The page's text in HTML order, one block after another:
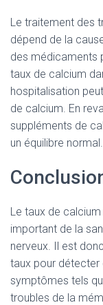
Le traitement des
dépend de la
des médicaments
taux de calcium
hospitalisation
de calcium. En
suppléments de
un équilibre normal.
Le taux de
important de la
nerveux. Il est
taux pour détecter
symptômes tels
troubles de la